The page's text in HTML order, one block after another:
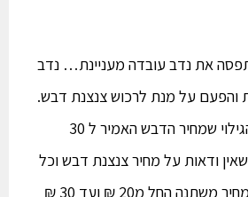
את נדב עובדה מעניינת… נדב
והפעם על מנת לרכוש צנצנת דבש.
והורתע בשלישית מהגילוי שמחיר הדבש האמיר ל 30
ודאות על מחיר צנצנת דבש וכל
פעם ניתן לראותה במחיר משתנה החל מ20 ₪ ועד 30 ₪